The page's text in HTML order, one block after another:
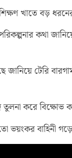
খাতে বড় ধরনের
কথা
টেরি
করে বিক্ষোভ
ভয়ংকর বাহিনী